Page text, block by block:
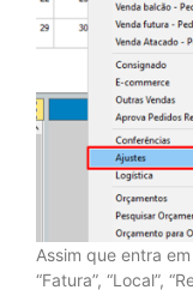
Assim que entra
“Fatura”, “Local”,